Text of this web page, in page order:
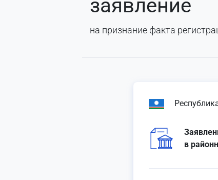
заявление
на признание факта
в